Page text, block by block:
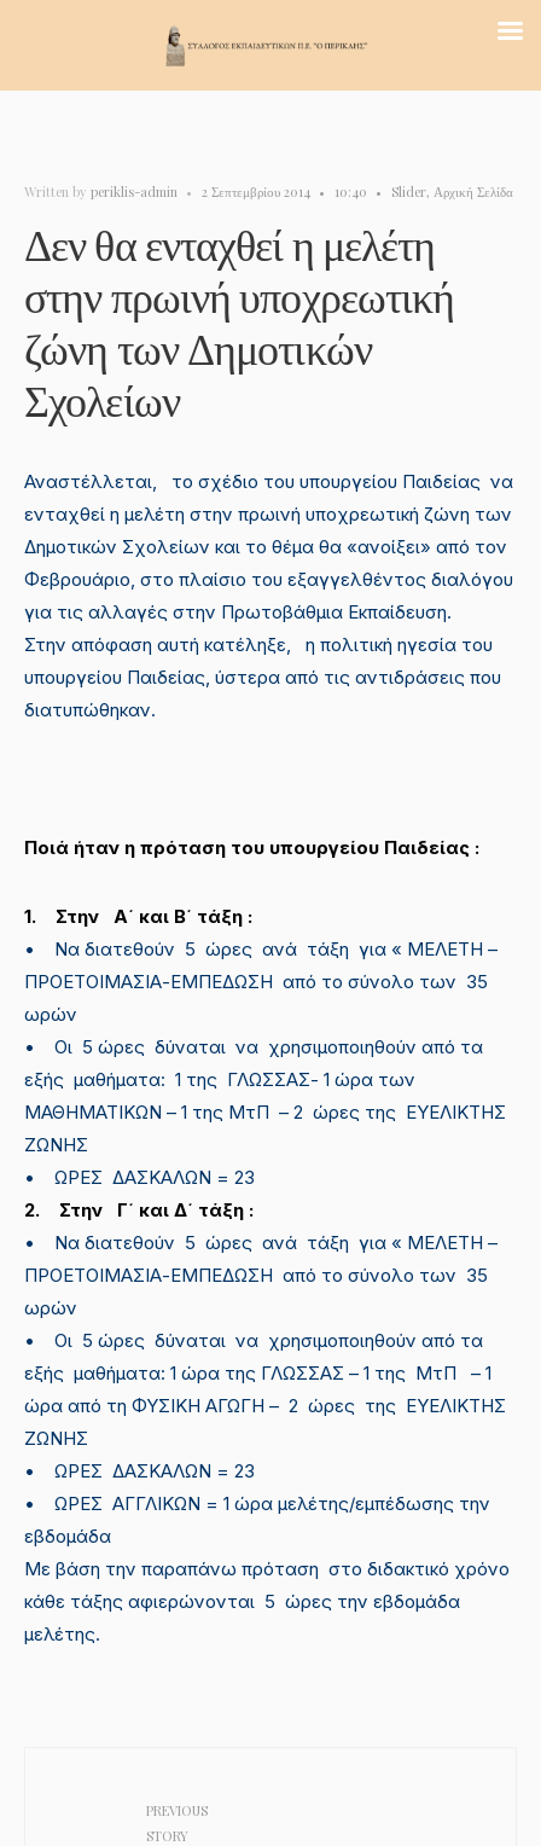
Written by periklis-admin • 2 Σεπτεμβρίου 2014 • 10:40 • Slider, Αρχική Σελίδα
Δεν θα ενταχθεί η μελέτη
στην πρωινή υποχρεωτική
ζώνη των Δημοτικών
Σχολείων
Αναστέλλεται, το σχέδιο του υπουργείου Παιδείας να
ενταχθεί η μελέτη στην πρωινή υποχρεωτική ζώνη των
Δημοτικών Σχολείων και το θέμα θα «ανοίξει» από τον
Φεβρουάριο, στο πλαίσιο του εξαγγελθέντος διαλόγου
για τις αλλαγές στην Πρωτοβάθμια Εκπαίδευση.
Στην απόφαση αυτή κατέληξε, η πολιτική ηγεσία του
υπουργείου Παιδείας, ύστερα από τις αντιδράσεις που
διατυπώθηκαν.
Ποιά ήταν η πρόταση του υπουργείου Παιδείας :
1. Στην Α΄ και Β΄ τάξη :
• Να διατεθούν 5 ώρες ανά τάξη για « ΜΕΛΕΤΗ –
ΠΡΟΕΤΟΙΜΑΣΙΑ-ΕΜΠΕΔΩΣΗ από το σύνολο των 35
ωρών
• Οι 5 ώρες δύναται να χρησιμοποιηθούν από τα
εξής μαθήματα: 1 της ΓΛΩΣΣΑΣ- 1 ώρα των
ΜΑΘΗΜΑΤΙΚΩΝ – 1 της ΜτΠ – 2 ώρες της EYEΛΙΚΤΗΣ
ΖΩΝΗΣ
• ΩΡΕΣ ΔΑΣΚΑΛΩΝ = 23
2. Στην Γ΄ και Δ΄ τάξη :
• Να διατεθούν 5 ώρες ανά τάξη για « ΜΕΛΕΤΗ –
ΠΡΟΕΤΟΙΜΑΣΙΑ-ΕΜΠΕΔΩΣΗ από το σύνολο των 35
ωρών
• Οι 5 ώρες δύναται να χρησιμοποιηθούν από τα
εξής μαθήματα: 1 ώρα της ΓΛΩΣΣΑΣ – 1 της ΜτΠ – 1
ώρα από τη ΦΥΣΙΚΗ ΑΓΩΓΗ – 2 ώρες της EYEΛΙΚΤΗΣ
ΖΩΝΗΣ
• ΩΡΕΣ ΔΑΣΚΑΛΩΝ = 23
• ΩΡΕΣ ΑΓΓΛΙΚΩΝ = 1 ώρα μελέτης/εμπέδωσης την
εβδομάδα
Με βάση την παραπάνω πρόταση στο διδακτικό χρόνο
κάθε τάξης αφιερώνονται 5 ώρες την εβδομάδα
μελέτης.
PREVIOUS
STORY